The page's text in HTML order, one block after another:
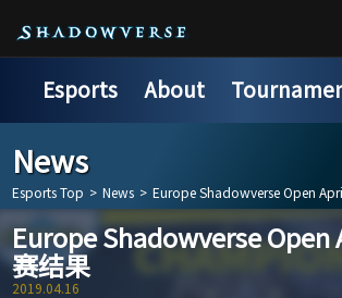
Esports About
News
Esports Top > News > Europe Shadowverse Open
Europe Shadowverse Open
赛结果
2019.04.16